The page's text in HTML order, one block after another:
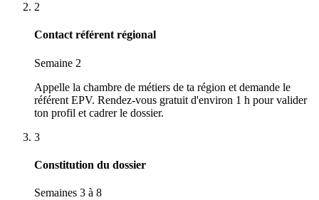
2
Contact référent régional
Semaine 2
Appelle la chambre de métiers de ta région et demande le
référent EPV. Rendez-vous gratuit d'environ 1 h pour valider
ton profil et cadrer le dossier.
3
Constitution du dossier
Semaines 3 à 8